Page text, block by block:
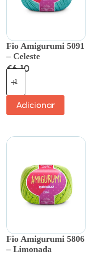
Fio Amigurumi 5091
– Celeste
€6.10
Adicionar
Fio Amigurumi 5806
– Limonada